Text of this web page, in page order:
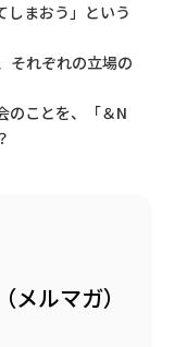
しまおう」という
それぞれの立場の
のことを、「＆N
ルマガ）